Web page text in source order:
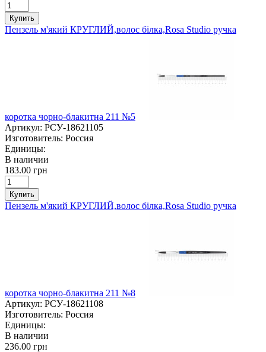
Купить
Пензель м'який КРУГЛИЙ,волос білка,Rosa Studio ручка
коротка чорно-блакитна 211 №5
Артикул: РСУ-18621105
Изготовитель: Россия
Единицы:
В наличии
183.00 грн
Купить
Пензель м'який КРУГЛИЙ,волос білка,Rosa Studio ручка
коротка чорно-блакитна 211 №8
Артикул: РСУ-18621108
Изготовитель: Россия
Единицы:
В наличии
236.00 грн